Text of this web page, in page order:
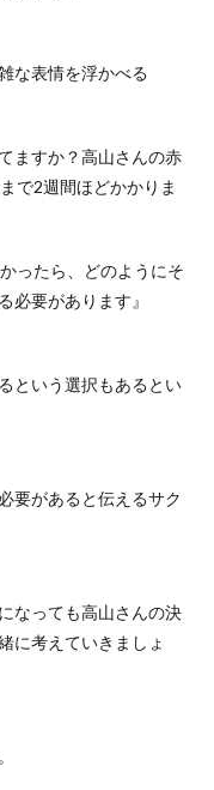
な表情を浮かべる
ますか？高山さんの赤
で2週間ほどかかりま
ったら、どのようにそ
必要があります』
という選択もあるとい
要があると伝えるサク
なっても高山さんの決
に考えていきましょ